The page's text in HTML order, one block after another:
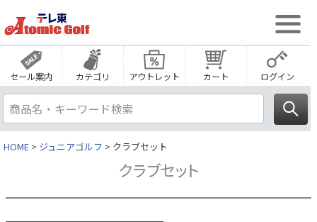
セール案内 カテゴリ アウトレット カート ログイン
HOME ジュニアゴルフ クラブセット
クラブセット